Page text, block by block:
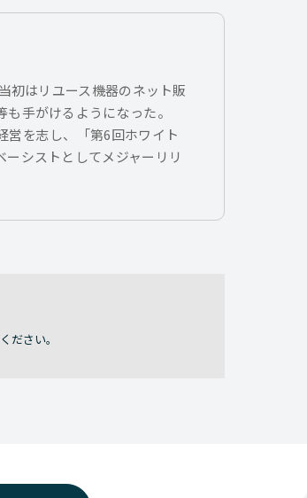
初はリユース機器のネット販
手がけるようになった。
営を志し、「第6回ホワイト
シストとしてメジャーリリ
ださい。